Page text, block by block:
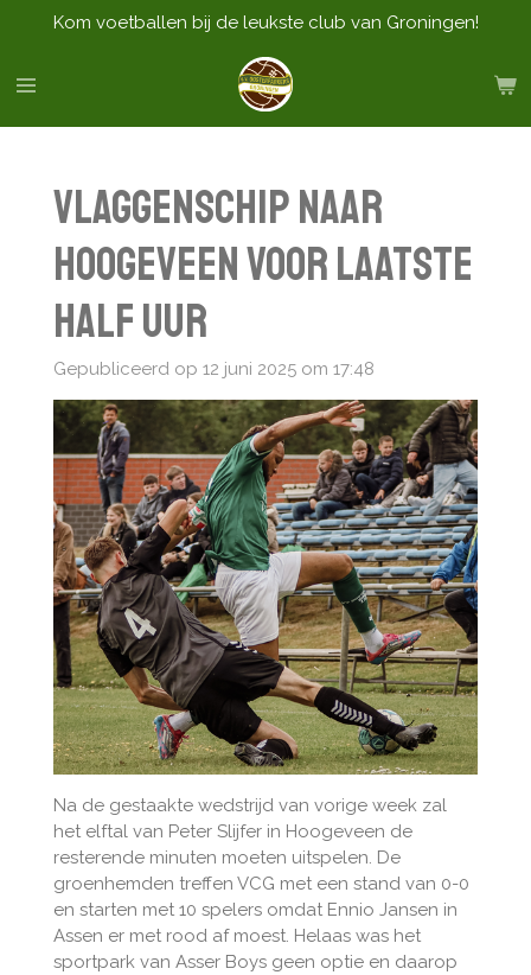
naar
hoofdinhoud
Kom voetballen bij de leukste club van Groningen!
Vlaggenschip naar
Hoogeveen voor laatste
half uur
Gepubliceerd op 12 juni 2025 om 17:48
Na de gestaakte wedstrijd van vorige week zal
het elftal van Peter Slijfer in Hoogeveen de
resterende minuten moeten uitspelen. De
groenhemden treffen VCG met een stand van 0-0
en starten met 10 spelers omdat Ennio Jansen in
Assen er met rood af moest. Helaas was het
sportpark van Asser Boys geen optie en daarop